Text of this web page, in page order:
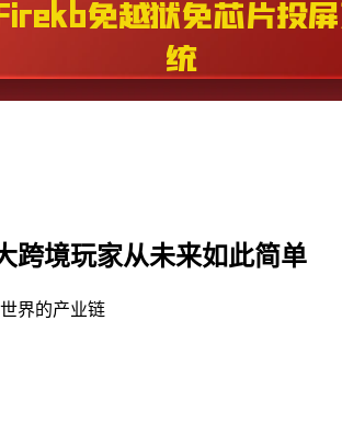
跨境玩家从未来如此简单
界的产业链